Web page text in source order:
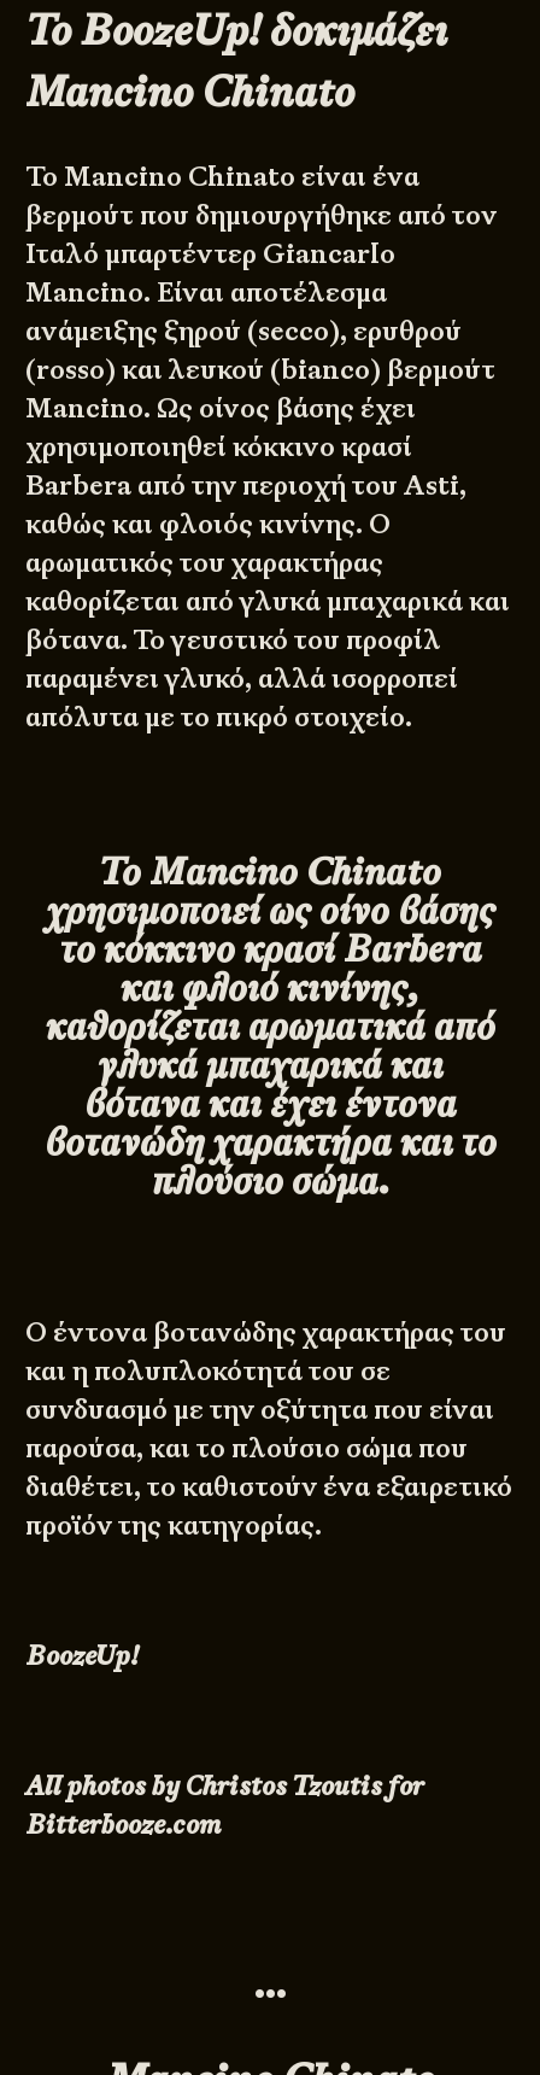
To BoozeUp! δοκιμάζει
Mancino Chinato
Το Mancino Chinato είναι ένα
βερμούτ που δημιουργήθηκε από τον
Ιταλό μπαρτέντερ Giancarlo
Mancino. Είναι αποτέλεσμα
ανάμειξης ξηρού (secco), ερυθρού
(rosso) και λευκού (bianco) βερμούτ
Mancino. Ως οίνος βάσης έχει
χρησιμοποιηθεί κόκκινο κρασί
Barbera από την περιοχή του Asti,
καθώς και φλοιός κινίνης. Ο
αρωματικός του χαρακτήρας
καθορίζεται από γλυκά μπαχαρικά και
βότανα. Το γευστικό του προφίλ
παραμένει γλυκό, αλλά ισορροπεί
απόλυτα με το πικρό στοιχείο.
Το Mancino Chinato
χρησιμοποιεί ως οίνο βάσης
το κόκκινο κρασί Barbera
και φλοιό κινίνης,
καθορίζεται αρωματικά από
γλυκά μπαχαρικά και
βότανα και έχει έντονα
βοτανώδη χαρακτήρα και το
πλούσιο σώμα.
Ο έντονα βοτανώδης χαρακτήρας του
και η πολυπλοκότητά του σε
συνδυασμό με την οξύτητα που είναι
παρούσα, και το πλούσιο σώμα που
διαθέτει, το καθιστούν ένα εξαιρετικό
προϊόν της κατηγορίας.
BoozeUp!
All photos byChristos Tzoutisfor
Bitterbooze.com
•••